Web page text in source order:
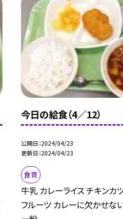
今日の給食（4／12）
公開日 2024/04/23
更新日 2024/04/23
食育
牛乳 カレーライス チキンカ
フルーツ カレーに欠かせな